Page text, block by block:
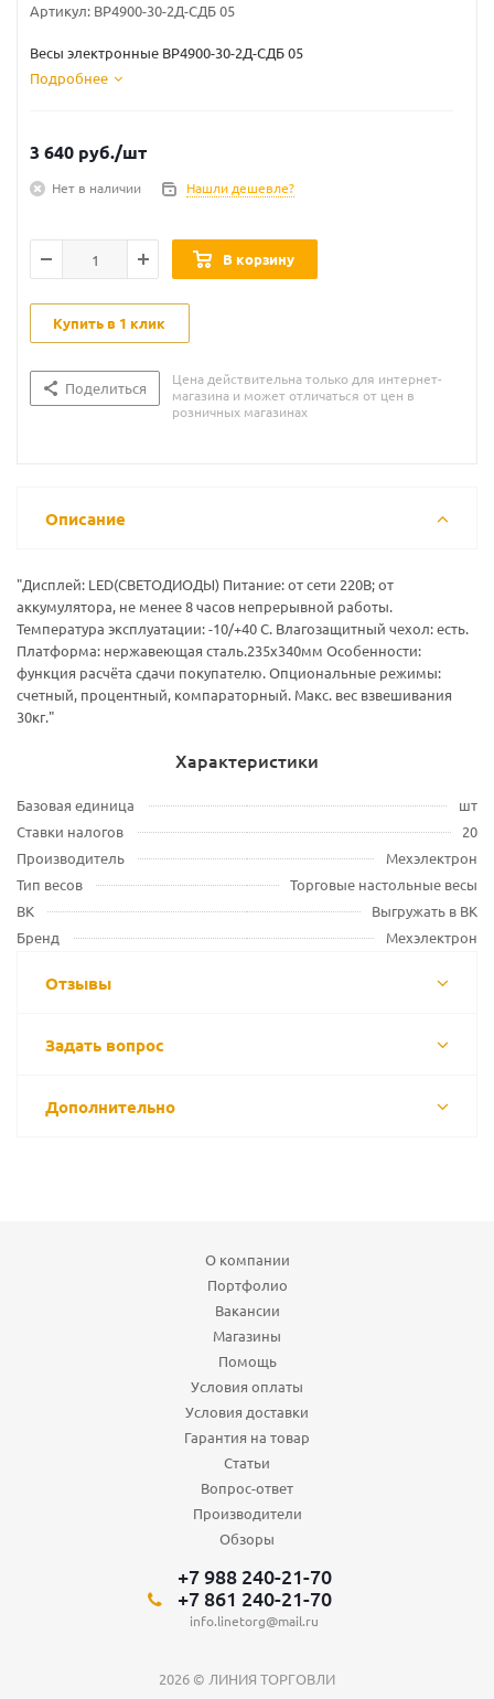
Артикул: ВР4900-30-2Д-СДБ 05
Весы электронные ВР4900-30-2Д-СДБ 05
Подробнее
3 640 руб./шт
Нет в наличии Нашли дешевле?
В корзину
Купить в 1 клик
Поделиться
Цена действительна только для интернет-
магазина и может отличаться от цен в
розничных магазинах
Описание
"Дисплей: LЕD(СВЕТОДИОДЫ) Питание: от сети 220В; от
аккумулятора, не менее 8 часов непрерывной работы.
Температура эксплуатации: -10/+40 С. Влагозащитный чехол: есть.
Платформа: нержавеющая сталь.235х340мм Особенности:
функция расчёта сдачи покупателю. Опциональные режимы:
счетный, процентный, компараторный. Макс. вес взвешивания
30кг."
Характеристики
Базовая единица
шт
Ставки налогов
20
Производитель
Мехэлектрон
Тип весов
Торговые настольные весы
ВК
Выгружать в ВК
Бренд
Мехэлектрон
Отзывы
Задать вопрос
Дополнительно
О компании
Портфолио
Вакансии
Магазины
Помощь
Условия оплаты
Условия доставки
Гарантия на товар
Статьи
Вопрос-ответ
Производители
Обзоры
+7 988 240-21-70
+7 861 240-21-70
info.linetorg@mail.ru
2026 © ЛИНИЯ ТОРГОВЛИ